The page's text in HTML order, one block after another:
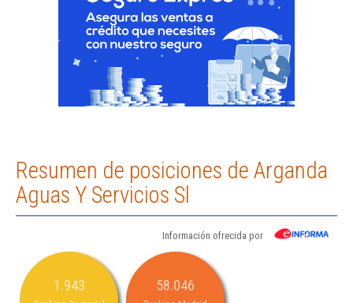
Resumen de posiciones de Arganda
Aguas Y Servicios Sl
Información ofrecida por
1.943 58.046